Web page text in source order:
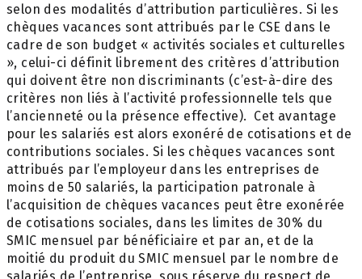
selon des modalités d’attribution particulières. Si les
chèques vacances sont attribués par le CSE dans le
cadre de son budget « activités sociales et culturelles
», celui-ci définit librement des critères d’attribution
qui doivent être non discriminants (c’est-à-dire des
critères non liés à l’activité professionnelle tels que
l’ancienneté ou la présence effective). Cet avantage
pour les salariés est alors exonéré de cotisations et de
contributions sociales. Si les chèques vacances sont
attribués par l’employeur dans les entreprises de
moins de 50 salariés, la participation patronale à
l’acquisition de chèques vacances peut être exonérée
de cotisations sociales, dans les limites de 30% du
SMIC mensuel par bénéficiaire et par an, et de la
moitié du produit du SMIC mensuel par le nombre de
salariés de l’entreprise, sous réserve du respect de